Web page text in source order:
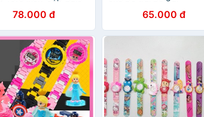
vở tốt xịn rẻ đẹp tốt
nữ
78.000 đ 65.000 đ